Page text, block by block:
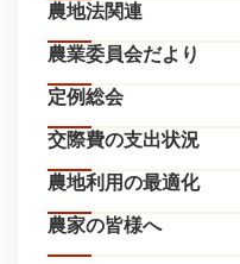
農地法関連
農業委員会だより
定例総会
交際費の支出状況
農地利用の最適化
農家の皆様へ